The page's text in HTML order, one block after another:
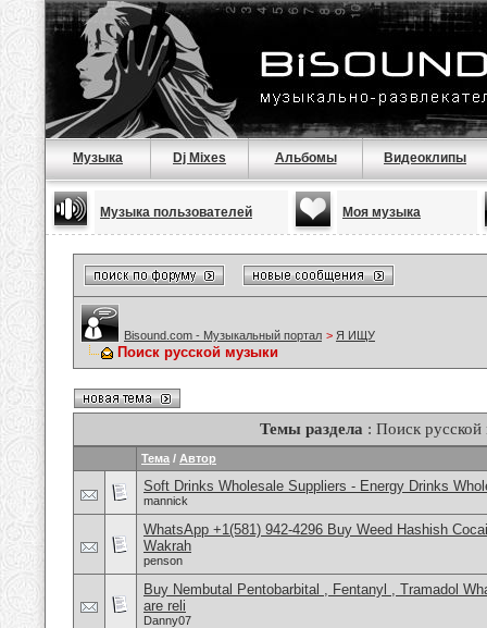
Музыка Dj Mixes Альбомы Видеоклипы
Музыка пользователей Моя музыка
Bisound.com - Музыкальный портал > Я ИЩУ
Поиск русской музыки
Темы раздела : Поиск
Тема / Автор
Soft Drinks Wholesale Suppliers - Energy Drinks
mannick
WhatsApp +1(581) 942-4296 Buy Weed Hashish
Wakrah
penson
Buy Nembutal Pentobarbital , Fentanyl , Tramadol
are reli
Danny07